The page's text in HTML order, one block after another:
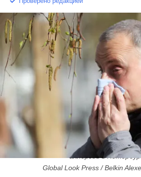
Почему в июне опасны не розы, а газон у
аллергии в
Global Look Press / Belkin